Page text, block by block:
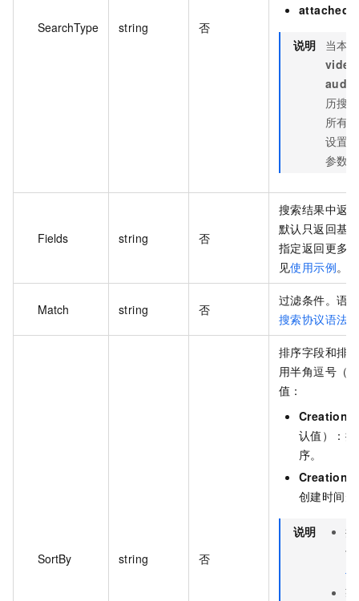
SearchType string 否
attached
说明
当本
video
audio
历搜
所有
设置
参数
Fields string 否
搜索结果中返
默认只返回基
指定返回更多
见使用示例。
Match string 否
过滤条件。语
搜索协议语法
SortBy string 否
排序字段和排
用半角逗号（,
值：
认值）：
序。
创建时间
说明
段